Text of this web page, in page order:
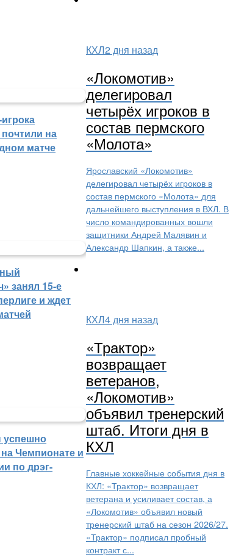
на
матче
занял 15-е
и ждет
Чемпионате и
по дрэг-
КХЛ2 дня назад
«Локомотив»
делегировал
четырёх игроков в
состав пермского
«Молота»
Ярославский «Локомотив»
делегировал четырёх игроков в
состав пермского «Молота» для
дальнейшего выступления в ВХЛ. В
число командированных вошли
защитники Андрей Малявин и
Александр Шапкин, а также...
КХЛ4 дня назад
«Трактор»
возвращает
ветеранов,
«Локомотив»
объявил тренерский
штаб. Итоги дня в
КХЛ
Главные хоккейные события дня в
КХЛ: «Трактор» возвращает
ветерана и усиливает состав, а
«Локомотив» объявил новый
тренерский штаб на сезон 2026/27.
«Трактор» подписал пробный
контракт с...